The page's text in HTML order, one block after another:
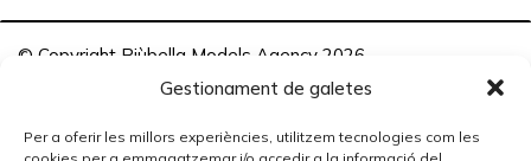
Gestionament de galetes
Per a oferir les millors experiències, utilitzem tecnologies com les
cookies per a emmagatzemar i/o accedir a la informació del
© Copyright Piùbella Models Agency 2026
Creative Corner Agency